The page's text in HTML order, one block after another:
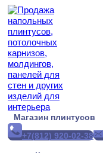
Перейти
содержимому
Магазин плинтусов
+7(812) 920-02-38